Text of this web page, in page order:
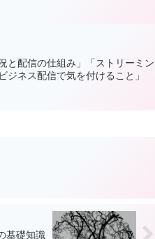
と配信の仕組み」「ストリーミン
ネス配信で気を付けること」
基礎知識